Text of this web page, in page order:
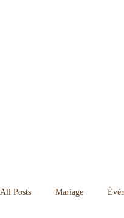
All Posts Mariage